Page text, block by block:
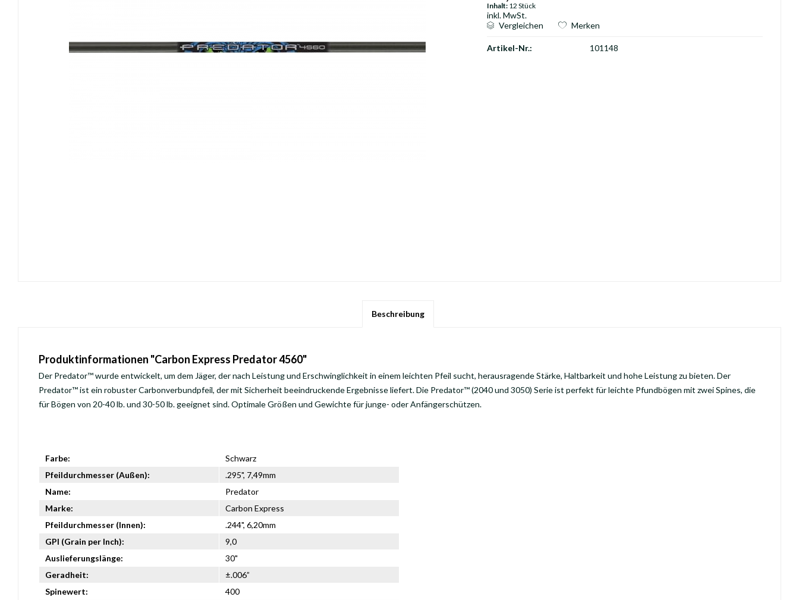
Inhalt: 12 Stück
inkl. MwSt.
Vergleichen
Merken
Artikel-Nr.: 101148
Beschreibung
Produktinformationen "Carbon Express Predator 4560"
Der Predator™ wurde entwickelt, um dem Jäger, der nach Leistung und Erschwinglichkeit in einem leichten Pfeil sucht, herausragende Stärke, Haltbarkeit und hohe Leistung zu bieten. Der
Predator™ ist ein robuster Carbonverbundpfeil, der mit Sicherheit beeindruckende Ergebnisse liefert. Die Predator™ (2040 und 3050) Serie ist perfekt für leichte Pfundbögen mit zwei Spines, die
für Bögen von 20-40 lb. und 30-50 lb. geeignet sind. Optimale Größen und Gewichte für junge- oder Anfängerschützen.
Farbe:
Schwarz
Pfeildurchmesser (Außen):
.295", 7,49mm
Name:
Predator
Marke:
Carbon Express
Pfeildurchmesser (Innen):
.244", 6,20mm
GPI (Grain per Inch):
9,0
Auslieferungslänge:
30"
Geradheit:
±.006”
Spinewert:
400